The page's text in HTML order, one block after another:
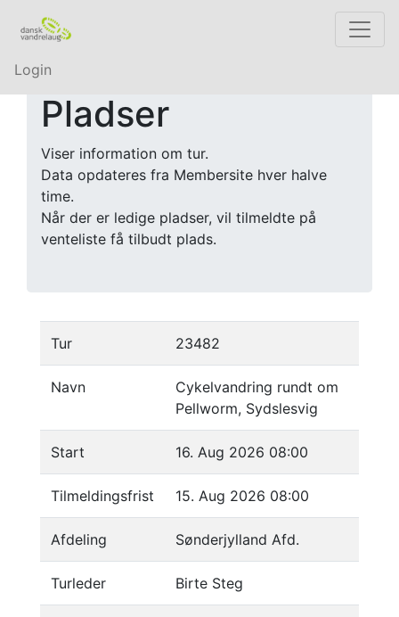
Login
Pladser
Viser information om tur.
Data opdateres fra Membersite hver halve
time.
Når der er ledige pladser, vil tilmeldte på
venteliste få tilbudt plads.
Tur 23482
Navn
Cykelvandring rundt om
Pellworm, Sydslesvig
Start 16. Aug 2026 08:00
Tilmeldingsfrist 15. Aug 2026 08:00
Afdeling Sønderjylland Afd.
Turleder Birte Steg